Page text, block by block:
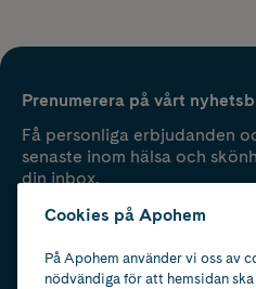
Prenumerera på vårt
Få personliga erbjudanden
senaste inom hälsa och
din inbox.
Cookies på Apohem
På Apohem använder vi oss av
nödvändiga för att hemsidan